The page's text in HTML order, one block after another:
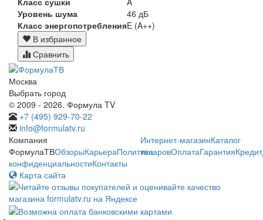
Уровень шума
46 дБ
Класс энергопотребленияE (A++)
В избранное
Сравнить
Москва
Выбрать город
© 2009 - 2026. Формула TV
+7 (495) 929-70-22
info@formulatv.ru
Компания
ФормулаТВОбзорыКарьераПолитика
конфиденциальностиКонтакты
Интернет-магазинКаталог
товаровОплатаГарантияКредит
Карта сайта